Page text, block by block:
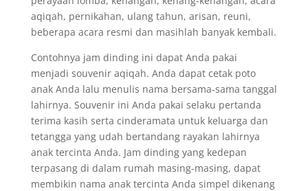
aqiqah, pernikahan, ulang tahun, arisan, reuni,
beberapa acara resmi dan masihlah banyak kembali.
Contohnya jam dinding ini dapat Anda pakai
menjadi souvenir aqiqah. Anda dapat cetak poto
anak Anda lalu menulis nama bersama-sama tanggal
lahirnya. Souvenir ini Anda pakai selaku pertanda
terima kasih serta cinderamata untuk keluarga dan
tetangga yang udah bertandang rayakan lahirnya
anak tercinta Anda. Jam dinding yang kedepan
terpasang di dalam rumah masing-masing, dapat
membikin nama anak tercinta Anda simpel dikenang